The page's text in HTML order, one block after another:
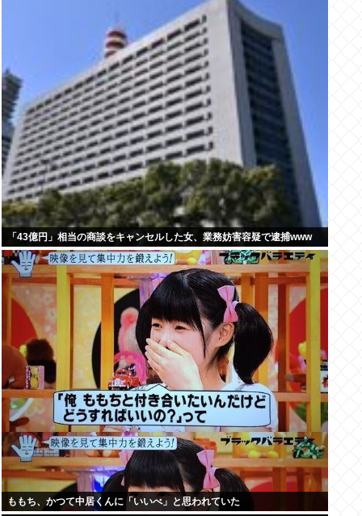
「43億円」相当の商談をキャンセルした女、業務妨害容疑で逮捕www
ももち、かつて中居くんに「いいべ」と思われていた